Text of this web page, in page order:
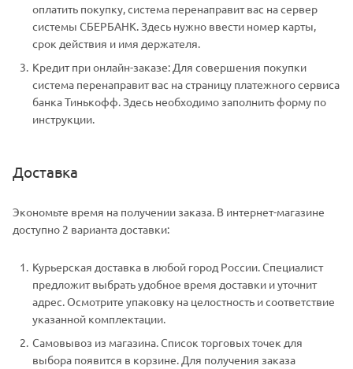
оплатить покупку, система перенаправит вас на сервер
системы СБЕРБАНК. Здесь нужно ввести номер карты,
срок действия и имя держателя.
Кредит при онлайн-заказе: Для совершения покупки
система перенаправит вас на страницу платежного сервиса
банка Тинькофф. Здесь необходимо заполнить форму по
инструкции.
Доставка
Экономьте время на получении заказа. В интернет-магазине
доступно 2 варианта доставки:
Курьерская доставка в любой город России. Специалист
предложит выбрать удобное время доставки и уточнит
адрес. Осмотрите упаковку на целостность и соответствие
указанной комплектации.
Самовывоз из магазина. Список торговых точек для
выбора появится в корзине. Для получения заказа